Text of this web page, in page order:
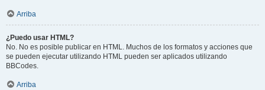
Arriba
¿Puedo usar HTML?
No. No es posible publicar en HTML. Muchos de los formatos y acciones que
se pueden ejecutar utilizando HTML pueden ser aplicados utilizando
BBCodes.
Arriba